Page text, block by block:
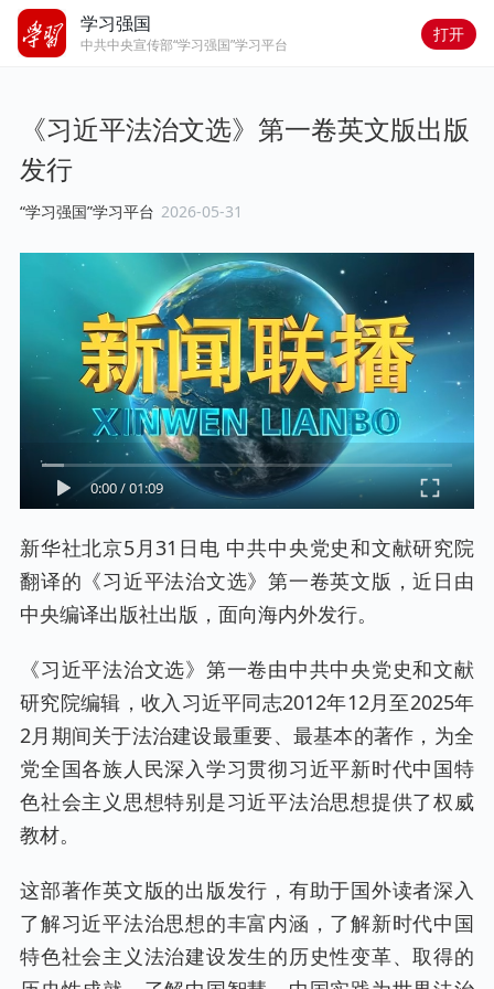
学习强国
中共中央宣传部“学习强国”学习平台
打开
《习近平法治文选》第一卷英文版出版
发行
“学习强国”学习平台 2026-05-31
0:00/01:09
新华社北京5月31日电 中共中央党史和文献研究院
翻译的《习近平法治文选》第一卷英文版，近日由
中央编译出版社出版，面向海内外发行。
《习近平法治文选》第一卷由中共中央党史和文献
研究院编辑，收入习近平同志2012年12月至2025年
2月期间关于法治建设最重要、最基本的著作，为全
党全国各族人民深入学习贯彻习近平新时代中国特
色社会主义思想特别是习近平法治思想提供了权威
教材。
这部著作英文版的出版发行，有助于国外读者深入
了解习近平法治思想的丰富内涵，了解新时代中国
特色社会主义法治建设发生的历史性变革、取得的